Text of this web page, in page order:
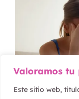
Valoramos
Este sitio web,